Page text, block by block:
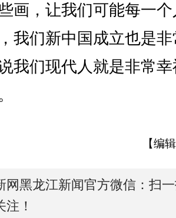
，让我们可能每一个
我们新中国成立也是
我们现代人就是非常
【编
网黑龙江新闻官方微信：扫
注！